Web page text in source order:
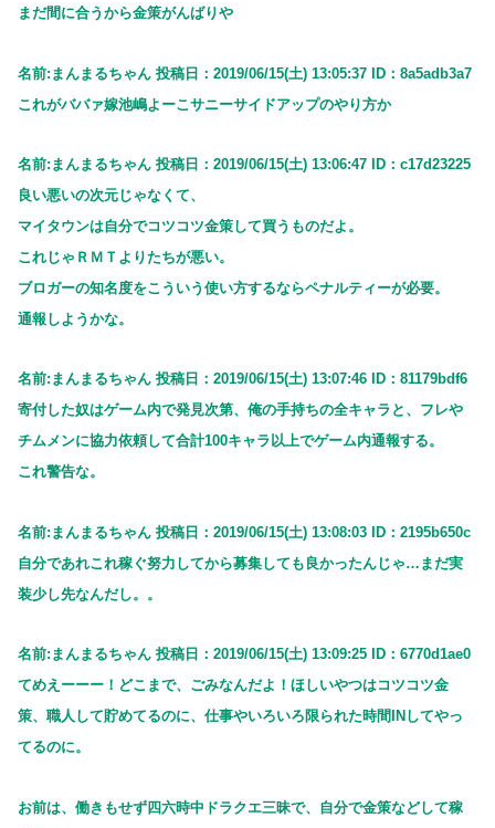
まだ間に合うから金策がんばりや
名前:まんまるちゃん 投稿日：2019/06/15(土) 13:05:37 ID：8a5adb3a7
これがババァ嫁池嶋よーこサニーサイドアップのやり方か
名前:まんまるちゃん 投稿日：2019/06/15(土) 13:06:47 ID：c17d23225
良い悪いの次元じゃなくて、
マイタウンは自分でコツコツ金策して買うものだよ。
これじゃＲＭＴよりたちが悪い。
ブロガーの知名度をこういう使い方するならペナルティーが必要。
通報しようかな。
名前:まんまるちゃん 投稿日：2019/06/15(土) 13:07:46 ID：81179bdf6
寄付した奴はゲーム内で発見次第、俺の手持ちの全キャラと、フレや
チムメンに協力依頼して合計100キャラ以上でゲーム内通報する。
これ警告な。
名前:まんまるちゃん 投稿日：2019/06/15(土) 13:08:03 ID：2195b650c
自分であれこれ稼ぐ努力してから募集しても良かったんじゃ…まだ実
装少し先なんだし。。
名前:まんまるちゃん 投稿日：2019/06/15(土) 13:09:25 ID：6770d1ae0
てめえーーー！どこまで、ごみなんだよ！ほしいやつはコツコツ金
策、職人して貯めてるのに、仕事やいろいろ限られた時間INしてやっ
てるのに。
お前は、働きもせず四六時中ドラクエ三昧で、自分で金策などして稼